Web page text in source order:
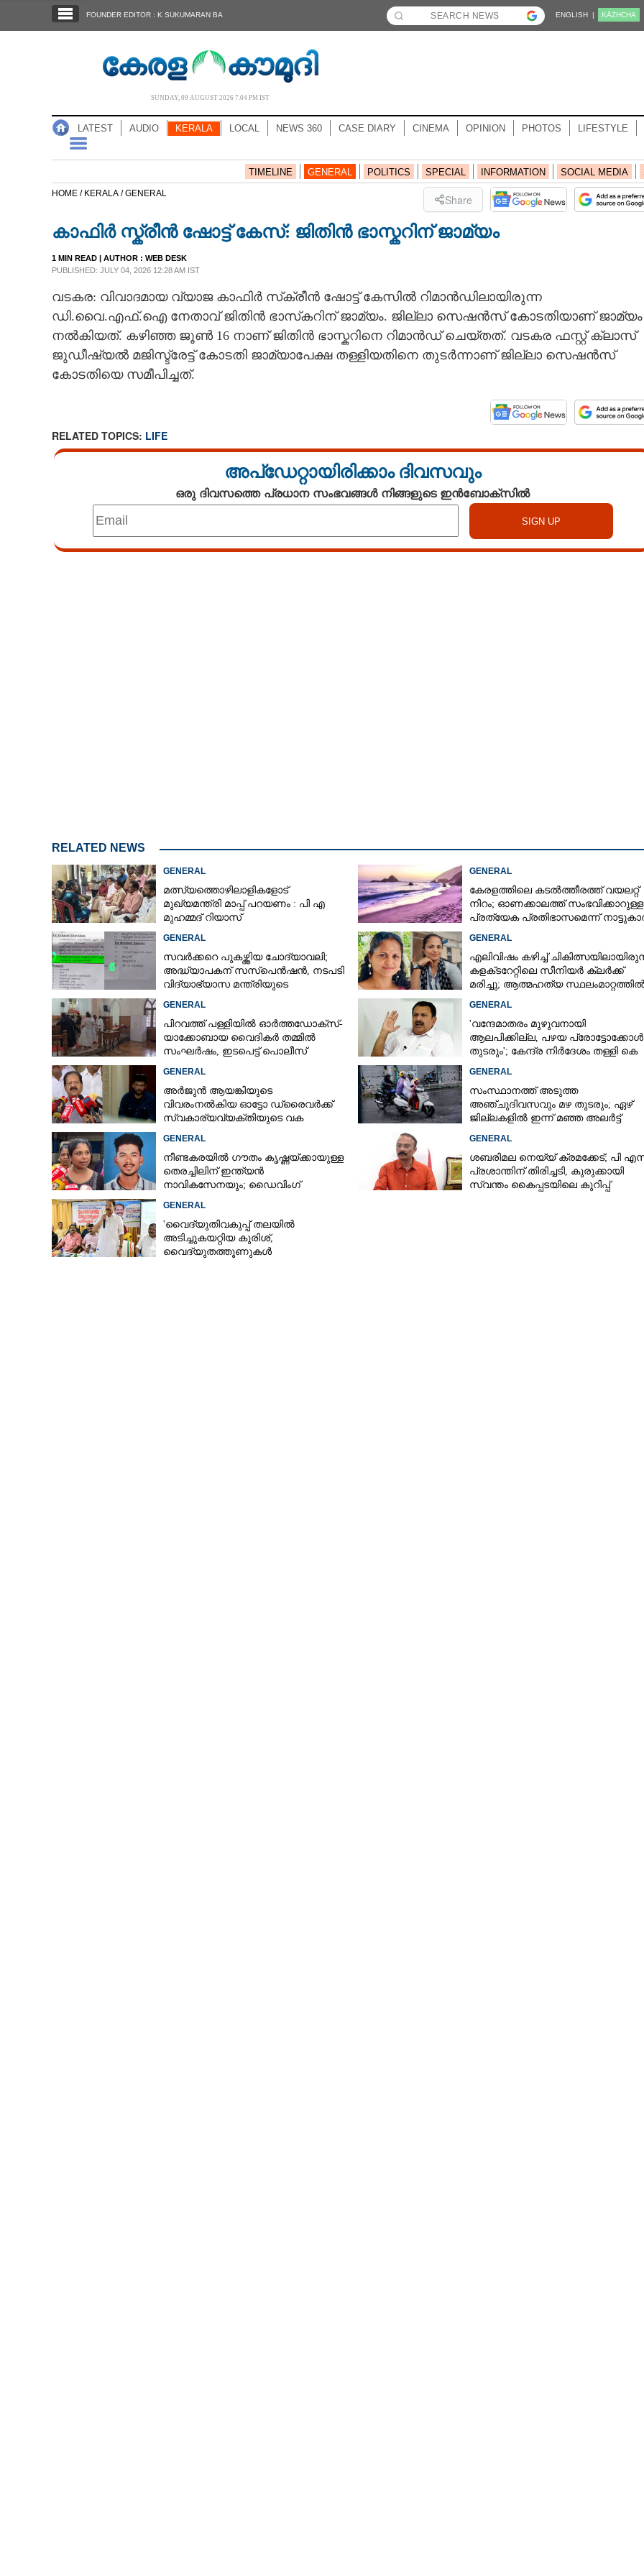
NOTIFIED NEWS
CASE DIARY
OPINION
LIFESTYLE
FOUNDER EDITOR : K SUKUMARAN BA ENGLISH | KĀZHCHA
SUNDAY, 09 AUGUST 2026 7.04 PM IST
LATEST AUDIO KERALA LOCAL NEWS 360 CASE DIARY CINEMA OPINION PHOTOS LIFESTYLE
TIMELINE GENERAL POLITICS SPECIAL INFORMATION SOCIAL MEDIA
HOME / KERALA /GENERAL Share
കാഫിർ സ്ക്രീൻ ഷോട്ട് കേസ്: ജിതിൻ ഭാസ്കറിന് ജാമ്യം
1 MIN READ | AUTHOR : WEB DESK
PUBLISHED: JULY 04, 2026 12:28 AM IST
വടകര: വിവാദമായ വ്യാജ കാഫിർ സ്‌ക്രീൻ ഷോട്ട് കേസിൽ റിമാൻഡിലായിരുന്ന
ഡി.വൈ.എഫ്‌.ഐ നേതാവ് ജിതിൻ ഭാസ്‌കറിന് ജാമ്യം. ജില്ലാ സെഷൻസ് കോടതിയാണ് ജാമ്യം
നൽകിയത്. കഴിഞ്ഞ ജൂൺ 16 നാണ് ജിതിൻ ഭാസ്കറിനെ റിമാൻഡ് ചെയ്തത്. വടകര ഫസ്റ്റ് ക്ലാസ്
ജുഡീഷ്യൽ മജിസ്ട്രേട്ട് കോടതി ജാമ്യാപേക്ഷ തള്ളിയതിനെ തുടർന്നാണ് ജില്ലാ സെഷൻസ്
കോടതിയെ സമീപിച്ചത്.
RELATED TOPICS: LIFE
അപ്ഡേറ്റായിരിക്കാം ദിവസവും
ഒരു ദിവസത്തെ പ്രധാന സംഭവങ്ങൾ നിങ്ങളുടെ ഇൻബോക്സിൽ
RELATED NEWS
GENERAL
മത്സ്യത്തൊഴിലാളികളോട്
മുഖ്യമന്ത്രി മാപ്പ് പറയണം : പി എ
മുഹമ്മദ് റിയാസ്
GENERAL
കേരളത്തിലെ കടൽത്തീരത്ത് വയലറ്റ്
നിറം; ഓണക്കാലത്ത് സംഭവിക്കാറുള്ള
പ്രത്യേക പ്രതിഭാസമെന്ന്
GENERAL
സവർക്കറെ പുകഴ്ത്തിയ ചോദ്യാവലി;
അദ്ധ്യാപകന് സസ്‌പെൻഷൻ, നടപടി
വിദ്യാഭ്യാസ മന്ത്രിയുടെ
GENERAL
എലിവിഷം കഴിച്ച്
കളക്‌ടറേറ്റിലെ സീനിയർ ക്ലർക്ക്
മരിച്ചു; ആത്മഹത്യ
GENERAL
പിറവത്ത് പള്ളിയിൽ ഓർത്തഡോക്സ്-
യാക്കോബായ വൈദികർ തമ്മിൽ
സംഘർഷം, ഇടപെട്ട് പൊലീസ്
GENERAL
'വന്ദേമാതരം മുഴുവനായി
ആലപിക്കില്ല, പഴയ പ്രോട്ടോക്കോൾ
തുടരും'; കേന്ദ്ര നിർദേശം തള്ളി കെ
GENERAL
അർജുൻ ആയങ്കിയുടെ
വിവരംനൽകിയ ഓട്ടോ ഡ്രൈവർക്ക്
സ്വകാര്യവ്യക്തിയുടെ വക
GENERAL
സംസ്ഥാനത്ത് അടുത്ത
അ‌ഞ്ചുദിവസവും മഴ തുടരും; ഏഴ്
ജില്ലകളിൽ ഇന്ന് മഞ്ഞ അലർട്ട്
GENERAL
നീണ്ടകരയിൽ ഗൗതം കൃഷ്ണയ്ക്കായുള്ള
തെരച്ചിലിന് ഇന്ത്യൻ
നാവികസേനയും; ഡൈവിംഗ്
GENERAL
ശബരിമല നെയ്യ് ക്രമക്കേട്; പി
പ്രശാന്തിന് തിരിച്ചടി, കുരുക്കായി
സ്വന്തം കൈപ്പടയിലെ കുറിപ്പ്
GENERAL
'വൈദ്യുതിവകുപ്പ് തലയിൽ
അടിച്ചുകയറ്റിയ കുരിശ്‌,
വൈദ്യുതത്തൂണുകൾ